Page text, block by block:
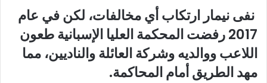
نفى نيمار ارتكاب أي مخالفات، لكن في عام
2017 رفضت المحكمة العليا الإسبانية طعون
اللاعب ووالديه وشركة العائلة والناديين، مما
مهد الطريق أمام المحاكمة.